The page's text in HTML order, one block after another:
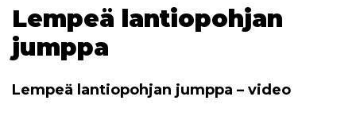
Lempeä lantiopohjan
jumppa
Lempeä lantiopohjan jumppa – video